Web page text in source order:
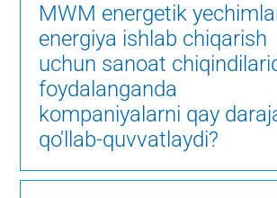
MWM energetik
energiya ishlab chiqarish
uchun sanoat
foydalanganda
kompaniyalarni qay
qo'llab-quvvatlaydi?